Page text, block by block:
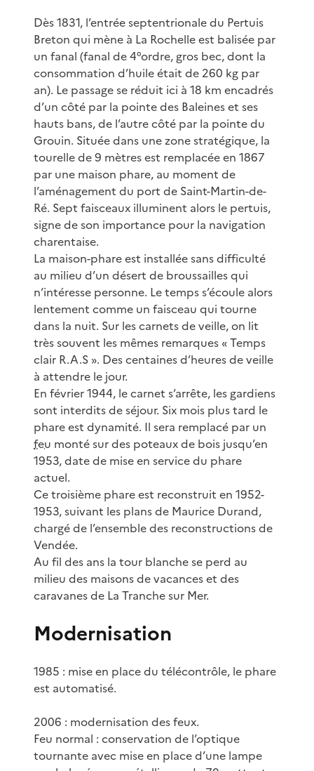
Dès 1831, l’entrée septentrionale du Pertuis
Breton qui mène à La Rochelle est balisée par
un fanal (fanal de 4°ordre, gros bec, dont la
consommation d’huile était de 260 kg par
an). Le passage se réduit ici à 18 km encadrés
d’un côté par la pointe des Baleines et ses
hauts bans, de l’autre côté par la pointe du
Grouin. Située dans une zone stratégique, la
tourelle de 9 mètres est remplacée en 1867
par une maison phare, au moment de
l’aménagement du port de Saint-Martin-de-
Ré. Sept faisceaux illuminent alors le pertuis,
signe de son importance pour la navigation
charentaise.
La maison-phare est installée sans difficulté
au milieu d’un désert de broussailles qui
n’intéresse personne. Le temps s’écoule alors
lentement comme un faisceau qui tourne
dans la nuit. Sur les carnets de veille, on lit
très souvent les mêmes remarques « Temps
clair R.A.S ». Des centaines d’heures de veille
à attendre le jour.
En février 1944, le carnet s’arrête, les gardiens
sont interdits de séjour. Six mois plus tard le
phare est dynamité. Il sera remplacé par un
feu monté sur des poteaux de bois jusqu’en
1953, date de mise en service du phare
actuel.
Ce troisième phare est reconstruit en 1952-
1953, suivant les plans de Maurice Durand,
chargé de l’ensemble des reconstructions de
Vendée.
Au fil des ans la tour blanche se perd au
milieu des maisons de vacances et des
caravanes de La Tranche sur Mer.
Modernisation
1985 : mise en place du télécontrôle, le phare
est automatisé.
2006 : modernisation des feux.
Feu normal : conservation de l’optique
tournante avec mise en place d’une lampe